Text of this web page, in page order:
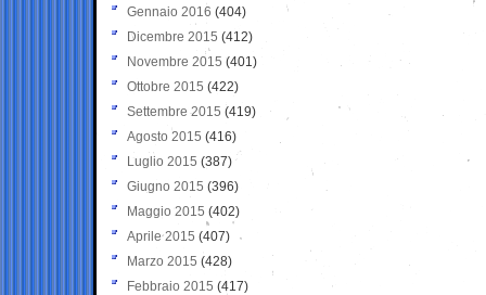
Gennaio 2016 (404)
Dicembre 2015 (412)
Novembre 2015 (401)
Ottobre 2015 (422)
Settembre 2015 (419)
Agosto 2015 (416)
Luglio 2015 (387)
Giugno 2015 (396)
Maggio 2015 (402)
Aprile 2015 (407)
Marzo 2015 (428)
Febbraio 2015 (417)